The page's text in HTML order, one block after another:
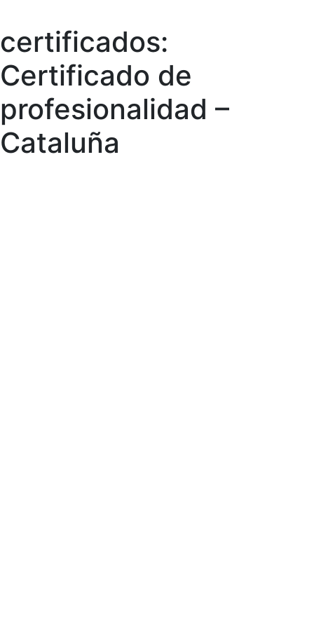
Skip
to
content
certificados:
Certificado de
profesionalidad –
Cataluña